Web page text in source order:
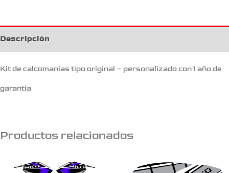
Descripción
Kit de calcomanias tipo original – personalizado con 1 año de
garantia
Productos relacionados